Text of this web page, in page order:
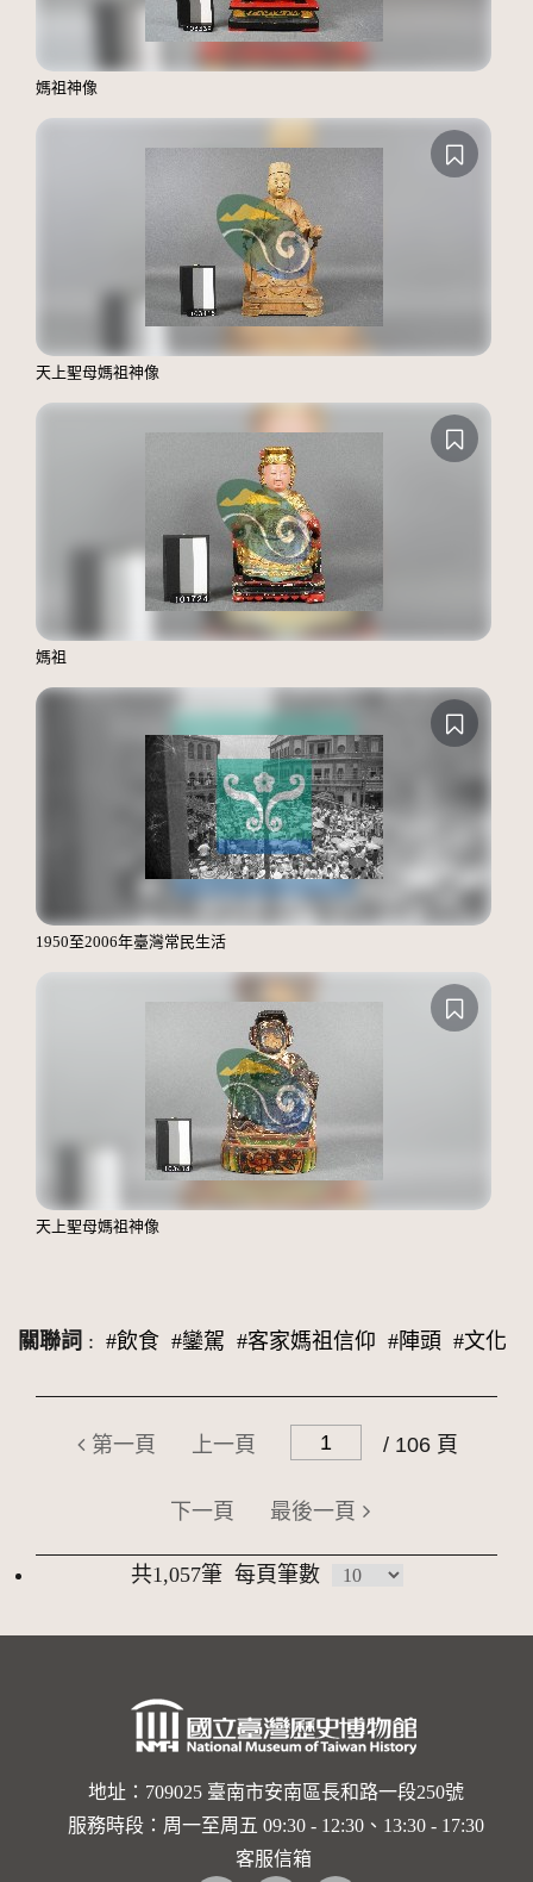
媽祖神像
天上聖母媽祖神像
媽祖
1950至2006年臺灣常民生活
天上聖母媽祖神像
關聯詞 : #飲食 #鑾駕 #客家媽祖信仰 #陣頭 #文化
第一頁 上一頁 / 106 頁
下一頁 最後一頁
共1,057筆 每頁筆數
地址：709025 臺南市安南區長和路一段250號
服務時段：周一至周五 09:30 - 12:30、13:30 - 17:30
客服信箱